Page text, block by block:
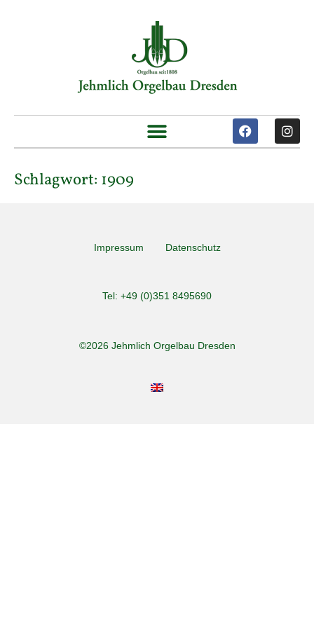
Schlagwort: 1909
Impressum Datenschutz
Tel: +49 (0)351 8495690
©2026 Jehmlich Orgelbau Dresden